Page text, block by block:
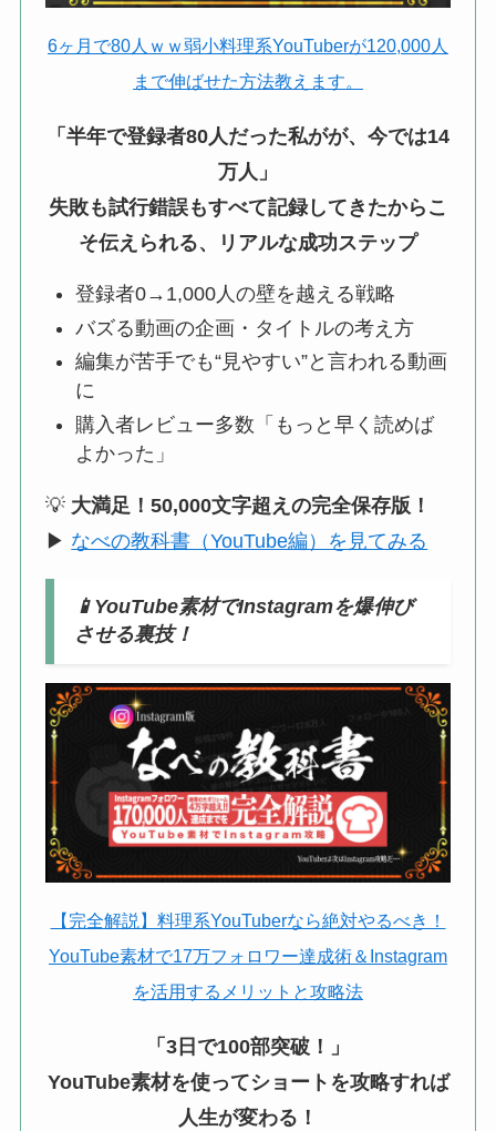
6ヶ月で80人ｗｗ弱小料理系YouTuberが120,000人
まで伸ばせた方法教えます。
「半年で登録者80人だった私がが、今では14
万人」
失敗も試行錯誤もすべて記録してきたからこ
そ伝えられる、リアルな成功ステップ
登録者0→1,000人の壁を越える戦略
バズる動画の企画・タイトルの考え方
編集が苦手でも“見やすい”と言われる動画
に
購入者レビュー多数「もっと早く読めば
よかった」
💡 大満足！50,000文字超えの完全保存版！
▶ なべの教科書（YouTube編）を見てみる
📱 YouTube素材でInstagramを爆伸び
させる裏技！
【完全解説】料理系YouTuberなら絶対やるべき！
YouTube素材で17万フォロワー達成術＆Instagram
を活用するメリットと攻略法
「3日で100部突破！」
YouTube素材を使ってショートを攻略すれば
人生が変わる！